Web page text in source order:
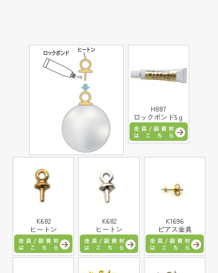
H887
ロックボンド5ｇ
K682
ヒートン
K682
ヒートン
K1696
ピアス金具